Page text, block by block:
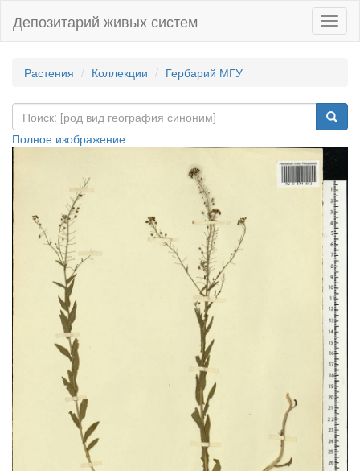
Депозитарий живых систем
Растения Коллекции Гербарий МГУ
Полное изображение